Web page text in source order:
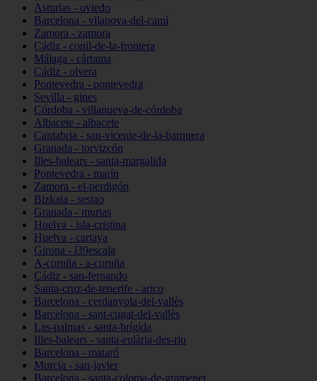
Asturias - oviedo
Barcelona - vilanova-del-camí
Zamora - zamora
Cádiz - conil-de-la-frontera
Málaga - cártama
Cádiz - olvera
Pontevedra - pontevedra
Sevilla - gines
Córdoba - villanueva-de-córdoba
Albacete - albacete
Cantabria - san-vicente-de-la-barquera
Granada - torvizcón
Illes-balears - santa-margalida
Pontevedra - marín
Zamora - el-perdigón
Bizkaia - sestao
Granada - murtas
Huelva - isla-cristina
Huelva - cartaya
Girona - l39escala
A-coruña - a-coruña
Cádiz - san-fernando
Santa-cruz-de-tenerife - arico
Barcelona - cerdanyola-del-vallès
Barcelona - sant-cugat-del-vallès
Las-palmas - santa-brígida
Illes-balears - santa-eulària-des-riu
Barcelona - mataró
Murcia - san-javier
Barcelona - santa-coloma-de-gramenet